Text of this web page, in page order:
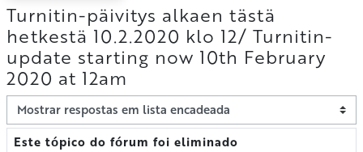
Turnitin-päivitys alkaen tästä
hetkestä 10.2.2020 klo 12/ Turnitin-
update starting now 10th February
2020 at 12am
Modo de visualização
Este tópico do fórum foi eliminado
Número de respostas: 0